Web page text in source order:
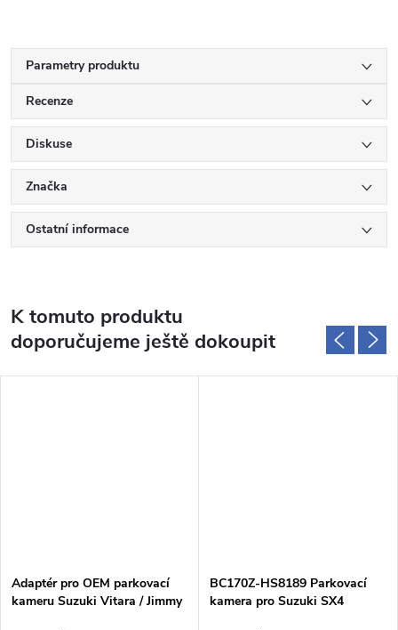
Parametry produktu
Recenze
Diskuse
Značka
Ostatní informace
K tomuto produktu
doporučujeme ještě dokoupit
Adaptér pro OEM parkovací
kameru Suzuki Vitara / Jimmy
BC170Z-HS8189 Parkovací
kamera pro Suzuki SX4